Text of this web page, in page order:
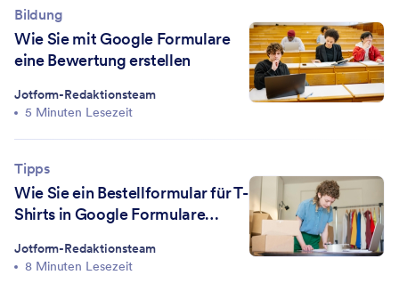
Bildung
Wie Sie mit Google Formulare
eine Bewertung erstellen
Jotform-Redaktionsteam
5 Minuten Lesezeit
Tipps
Wie Sie ein Bestellformular für T-
Shirts in Google Formulare
Jotform-Redaktionsteam
8 Minuten Lesezeit